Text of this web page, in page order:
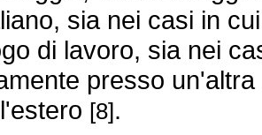
sia nei casi in
di lavoro, sia nei
presso
[8].